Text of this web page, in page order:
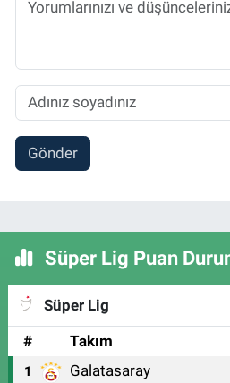
Gönder
Süper Lig Puan
Süper Lig
#
Takım
1 Galatasaray